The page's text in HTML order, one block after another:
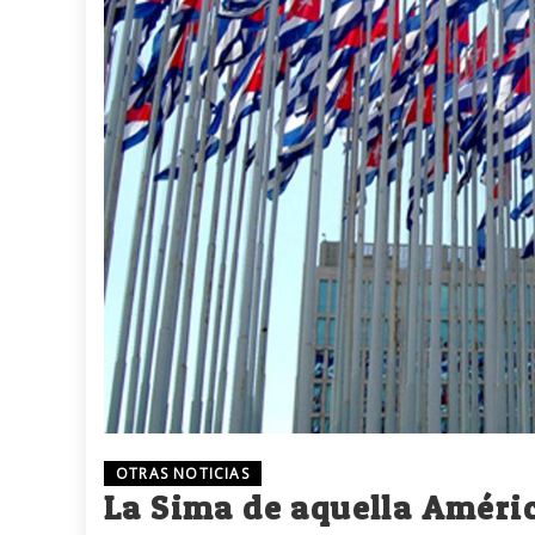
OTRAS NOTICIAS
La Sima de aquella